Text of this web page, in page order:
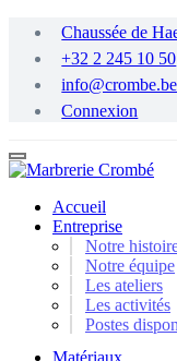
contenu
principal
Chaussée de
+32 2 245 10 50
info@crombe.be
Connexion
Accueil
Entreprise
Notre
Notre équipe
Les ateliers
Les activités
Postes
Matériaux